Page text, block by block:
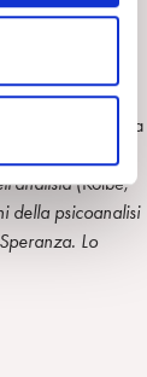
e volumi in
Ha
(Quaderni
(Borla, 2012); ha
(Kolbe,
della psicoanalisi
Lo